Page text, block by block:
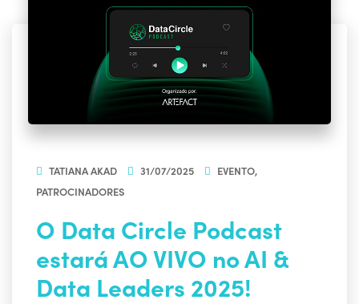
TATIANA AKAD 31/07/2025 EVENTO,
PATROCINADORES
O Data Circle Podcast
estará AO VIVO no AI &
Data Leaders 2025!